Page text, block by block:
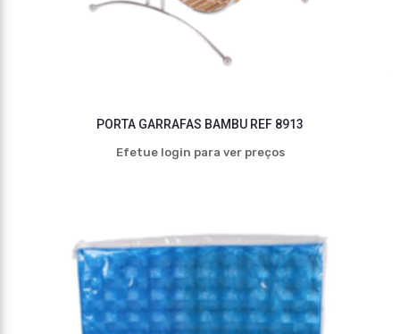
PORTA GARRAFAS BAMBU REF 8913
Efetue login para ver preços